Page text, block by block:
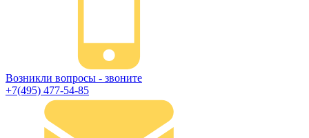
Возникли вопросы - звоните
+7(495) 477-54-85